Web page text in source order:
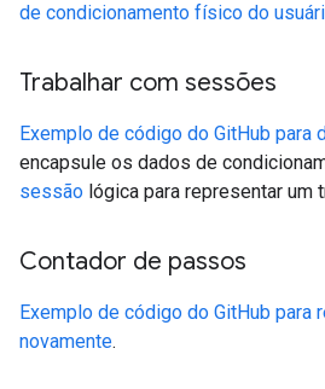
de condicionamento físico do
Trabalhar com sessões
Exemplo de código do GitHub para
encapsule os dados de
sessão lógica para representar um
Contador de passos
Exemplo de código do GitHub para
novamente.